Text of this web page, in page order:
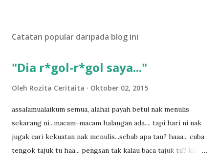
lCatatan popular daripada blog ini
"Dia r*gol-r*gol saya..."
Oleh Rozita Ceritaita Oktober 02, 2015
assalamualaikum semua, alahai payah betul nak menulis
sekarang ni...macam-macam halangan ada.... tapi hari ni nak
jugak cari kekuatan nak menulis...sebab apa tau? haaa... cuba
tengok tajuk tu haa... pengsan tak kalau baca tajuk tu? kalau